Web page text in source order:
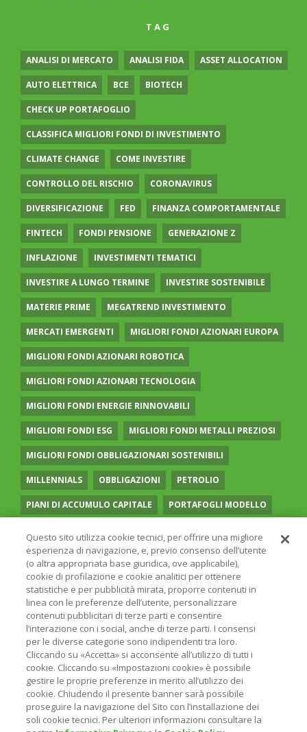
TAG
ANALISI DI MERCATO ANALISI FIDA ASSET ALLOCATION
AUTO ELETTRICA BCE BIOTECH
CHECK UP PORTAFOGLIO
CLASSIFICA MIGLIORI FONDI DI INVESTIMENTO
CLIMATE CHANGE COME INVESTIRE
CONTROLLO DEL RISCHIO CORONAVIRUS
DIVERSIFICAZIONE FED FINANZA COMPORTAMENTALE
FINTECH FONDI PENSIONE GENERAZIONE Z
INFLAZIONE INVESTIMENTI TEMATICI
INVESTIRE A LUNGO TERMINE INVESTIRE SOSTENIBILE
MATERIE PRIME MEGATREND INVESTIMENTO
MERCATI EMERGENTI MIGLIORI FONDI AZIONARI EUROPA
MIGLIORI FONDI AZIONARI ROBOTICA
MIGLIORI FONDI AZIONARI TECNOLOGIA
MIGLIORI FONDI ENERGIE RINNOVABILI
MIGLIORI FONDI ESG MIGLIORI FONDI METALLI PREZIOSI
MIGLIORI FONDI OBBLIGAZIONARI SOSTENIBILI
MILLENNIALS OBBLIGAZIONI PETROLIO
PIANI DI ACCUMULO CAPITALE PORTAFOGLI MODELLO
RISPARMIO GESTITO SOCIAL MEDIA STILE VALUE
TASSI UGUAGLIANZA DI GENERE VOLATILITÀ
© 2026 ONLINE SIM - ONLINE SIM È UNA SOCIETÀ DEL
GRUPPO BANCARIOERSEL - P.IVA 12927410154
PRIVACY POLICY
COOKIE INFORMAZIONI LEGALI
Questo sito utilizza cookie tecnici, per offrire una migliore
esperienza di navigazione, e, previo consenso dell’utente
(o altra appropriata base giuridica, ove applicabile),
cookie di profilazione e cookie analitici per ottenere
statistiche e per pubblicità mirata, proporre contenuti in
linea con le preferenze dell’utente, personalizzare
contenuti pubblicitari di terze parti e consentire
l’interazione con i social, anche di terze parti. I consensi
per le diverse categorie sono indipendenti tra loro.
Cliccando su «Accetta» si acconsente all’utilizzo di tutti i
cookie. Cliccando su «Impostazioni cookie» è possibile
gestire le proprie preferenze in merito all’utilizzo dei
cookie. Chiudendo il presente banner sarà possibile
proseguire la navigazione del Sito con l’installazione dei
soli cookie tecnici. Per ulteriori informazioni consultare la